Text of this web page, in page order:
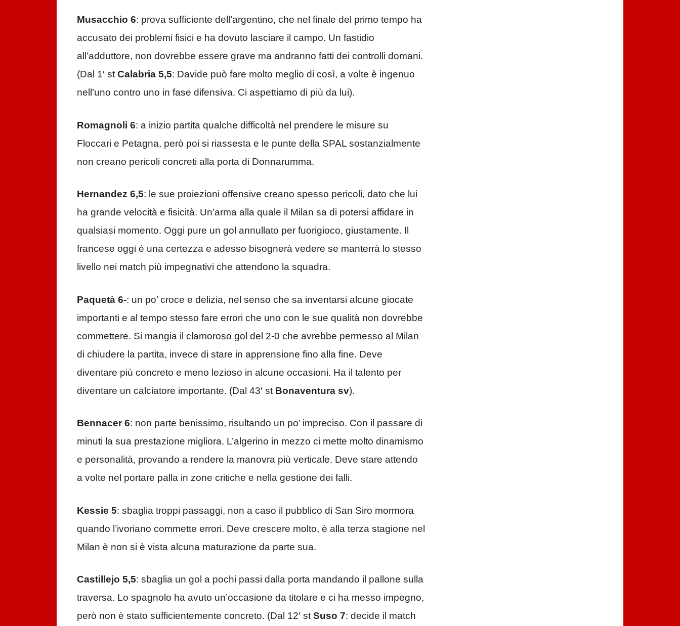
Musacchio 6: prova sufficiente dell’argentino, che nel finale del primo tempo ha
accusato dei problemi fisici e ha dovuto lasciare il campo. Un fastidio
all’adduttore, non dovrebbe essere grave ma andranno fatti dei controlli domani.
(Dal 1′ stCalabria 5,5: Davide può fare molto meglio di così, a volte è ingenuo
nell’uno contro uno in fase difensiva. Ci aspettiamo di più da lui).
Romagnoli 6: a inizio partita qualche difficoltà nel prendere le misure su
Floccari e Petagna, però poi si riassesta e le punte della SPAL sostanzialmente
non creano pericoli concreti alla porta di Donnarumma.
Hernandez 6,5: le sue proiezioni offensive creano spesso pericoli, dato che lui
ha grande velocità e fisicità. Un’arma alla quale il Milan sa di potersi affidare in
qualsiasi momento. Oggi pure un gol annullato per fuorigioco, giustamente. Il
francese oggi è una certezza e adesso bisognerà vedere se manterrà lo stesso
livello nei match più impegnativi che attendono la squadra.
Paquetà 6-: un po’ croce e delizia, nel senso che sa inventarsi alcune giocate
importanti e al tempo stesso fare errori che uno con le sue qualità non dovrebbe
commettere. Si mangia il clamoroso gol del 2-0 che avrebbe permesso al Milan
di chiudere la partita, invece di stare in apprensione fino alla fine. Deve
diventare più concreto e meno lezioso in alcune occasioni. Ha il talento per
diventare un calciatore importante. (Dal 43′ st Bonaventura sv).
Bennacer 6: non parte benissimo, risultando un po’ impreciso. Con il passare di
minuti la sua prestazione migliora. L’algerino in mezzo ci mette molto dinamismo
e personalità, provando a rendere la manovra più verticale. Deve stare attendo
a volte nel portare palla in zone critiche e nella gestione dei falli.
Kessie 5: sbaglia troppi passaggi, non a caso il pubblico di San Siro mormora
quando l’ivoriano commette errori. Deve crescere molto, è alla terza stagione nel
Milan è non si è vista alcuna maturazione da parte sua.
Castillejo 5,5: sbaglia un gol a pochi passi dalla porta mandando il pallone sulla
traversa. Lo spagnolo ha avuto un’occasione da titolare e ci ha messo impegno,
però non è stato sufficientemente concreto. (Dal 12′ stSuso 7: decide il match